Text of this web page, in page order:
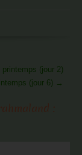
(jour 2)
(jour 6) →